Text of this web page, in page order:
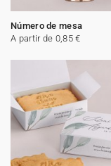
Número de mesa
A partir de 0,85 €